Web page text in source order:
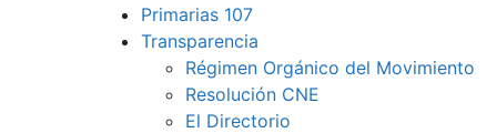
Primarias 107
Transparencia
Régimen Orgánico del Movimiento
Resolución CNE
El Directorio